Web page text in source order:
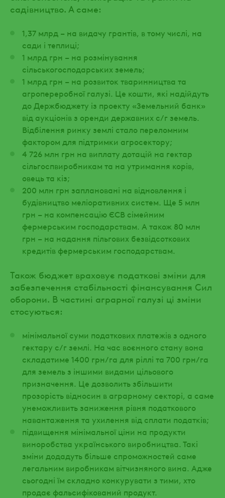
садівництво. А саме:
1,37 млрд – на видачу грантів, в тому числі, на
сади і теплиці;
1 млрд грн – на розмінування
сільськогосподарських земель;
1 млрд грн – на розвиток тваринництва та
агропереробної галузі. Це кошти, які надійдуть
до Держбюджету із проекту «Земельний банк»
від аукціонів з оренди державних с/г земель.
Відбілення ринку землі стало переломним
фактором для підтримки агросектору;
4 726 млн грн на виплату дотацій на гектар
сільгоспвиробникам та на утримання корів,
овець та кіз;
200 млн грн заплановані на відновлення і
будівництво меліоративних систем. Ще 5 млн
грн – на компенсацію ЄСВ сімейним
фермерським господарствам. А також 80 млн
грн – на надання пільгових безвідсоткових
кредитів фермерським господарствам.
Також бюджет враховує податкові зміни для
забезпечення стабільності фінансування Сил
оборони. В частині аграрної галузі ці зміни
стосуються:
мінімальної суми податкових платежів з одного
гектару с/г землі. На час воєнного стану вона
складатиме 1400 грн/га для ріллі та 700 грн/га
для земель з іншими видами цільового
призначення. Це дозволить збільшити
прозорість відносин в аграрному секторі, а саме
унеможливить заниження рівня податкового
навантаження та ухилення від сплати податків;
підвищення мінімальної ціни на продукти
виноробства українського виробництва. Такі
зміни додадуть більше спроможностей саме
легальним виробникам вітчизняного вина. Адже
сьогодні їм складно конкурувати з тими, хто
продає фальсифікований продукт.